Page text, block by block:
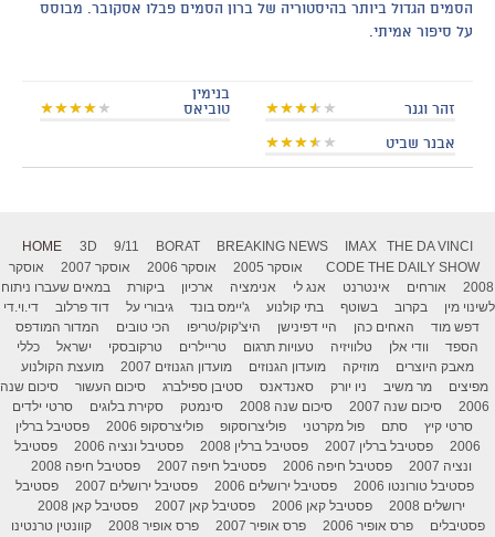
הסמים הגדול ביותר בהיסטוריה של ברון הסמים פבלו אסקובר. מבוסס
על סיפור אמיתי.
זהר וגנר
בנימין
טוביאס
אבנר שביט
HOME 3D 9/11 BORAT BREAKING NEWS IMAX
THE DA VINCI
CODE THE DAILY SHOW אוסקר 2005 אוסקר 2006 אוסקר 2007
אוסקר
2008
אורחים אינטרנט אנג לי אנימציה ארכיון ביקורת
במאים שעברו ניתוח
לשינוי מין
בקרוב בשוטף בתי קולנוע ג'יימס בונד גיבורי על דוד פרלוב
די.וי.די
דפש מוד
האחים כהן היי דפינישן היצ'קוק/טריפו הכי טובים
המדור המודפס
הספד
וודי אלן טלוויזיה טעויות תרגום טריילרים טרקובסקי ישראל
כללי
מאבק היוצרים
מוזיקה מועדון הגנוזים מועדון הגנוזים 2007
מועצת הקולנוע
מפיצים
מר משיב ניו יורק סאנדאנס סטיבן ספילברג סיכום העשור
סיכום שנה
2006
סיכום שנה 2007 סיכום שנה 2008 סינמטק סקירת בלוגים
סרטי ילדים
סרטי קיץ
סתם פול מקרטני פוליצרוסקופ פוליצרסקופ 2006
פסטיבל ברלין
2006
פסטיבל ברלין 2007 פסטיבל ברלין 2008 פסטיבל ונציה 2006
פסטיבל
ונציה 2007
פסטיבל חיפה 2006 פסטיבל חיפה 2007
פסטיבל חיפה 2008
פסטיבל טורונטו 2006
פסטיבל ירושלים 2006 פסטיבל ירושלים 2007
פסטיבל
ירושלים 2008
פסטיבל קאן 2006 פסטיבל קאן 2007
פסטיבל קאן 2008
פסטיבלים
פרס אופיר 2006 פרס אופיר 2007 פרס אופיר 2008 קוונטין טרנטינו